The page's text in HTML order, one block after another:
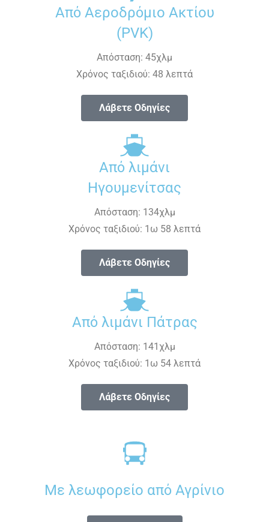
Από Αεροδρόμιο Ακτίου
(PVK)
Απόσταση: 45χλμ
Χρόνος ταξιδιού: 48 λεπτά
Λάβετε Οδηγίες
Από λιμάνι
Ηγουμενίτσας
Απόσταση: 134χλμ
Χρόνος ταξιδιού: 1ω 58 λεπτά
Λάβετε Οδηγίες
Από λιμάνι Πάτρας
Απόσταση: 141χλμ
Χρόνος ταξιδιού: 1ω 54 λεπτά
Λάβετε Οδηγίες
Με λεωφορείο από Αγρίνιο